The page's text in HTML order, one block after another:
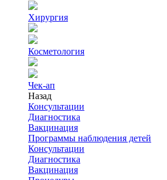
Хирургия
Косметология
Чек-ап
Назад
Консультации
Диагностика
Вакцинация
Программы наблюдения детей
Консультации
Диагностика
Вакцинация